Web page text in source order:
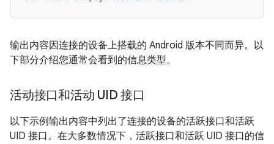
输出内容因连接的设备上搭载的 Android 版本不同而异。以
下部分介绍您通常会看到的信息类型。
活动接口和活动 UID 接口
以下示例输出内容中列出了连接的设备的活跃接口和活跃
UID 接口。在大多数情况下，活跃接口和活跃 UID 接口的信